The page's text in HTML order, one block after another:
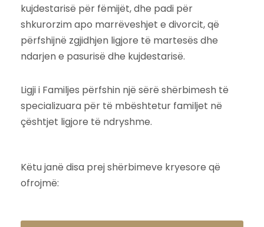
kujdestarisë për fëmijët, dhe padi për
shkurorzim apo marrëveshjet e divorcit, që
përfshijnë zgjidhjen ligjore të martesës dhe
ndarjen e pasurisë dhe kujdestarisë.
Ligji i Familjes përfshin një sërë shërbimesh të
specializuara për të mbështetur familjet në
çështjet ligjore të ndryshme.
Këtu janë disa prej shërbimeve kryesore që
ofrojmë: